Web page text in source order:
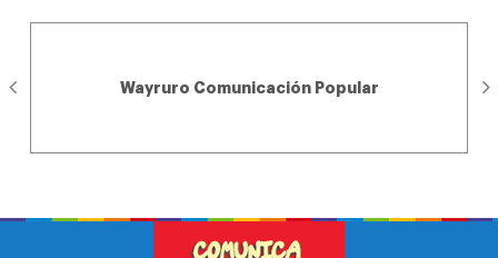
Wayruro Comunicación Popular